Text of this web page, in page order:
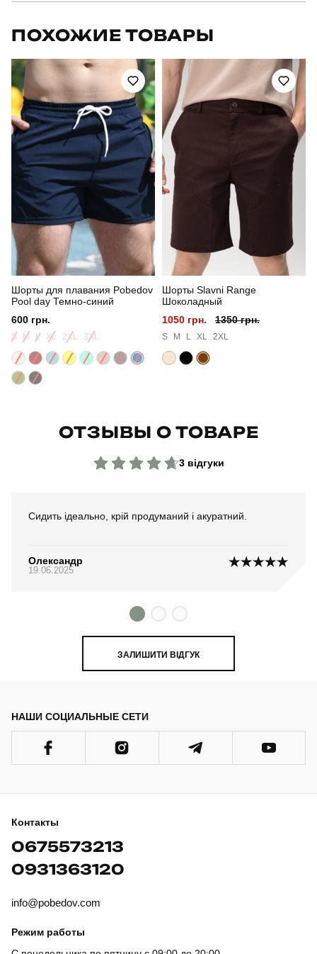
Призначення для повсякденного носіння
Стиль мілітарі
Сезон весна-лето
Склад тканини
Країна - виробник україна
ПОХОЖИЕ ТОВАРЫ
Шорты для плавания Pobedov
Pool day Темно-синий
600 грн.
S M L XL 2XL 3XL
Шорты Slavni Range
Шоколадный
1050 грн.
1350 грн.
S M L XL 2XL
ОТЗЫВЫ О ТОВАРЕ
3 відгуки
Сидить ідеально, крій продуманий і акуратний.
Олександр
19.06.2025
ЗАЛИШИТИ ВІДГУК
НАШИ СОЦИАЛЬНЫЕ СЕТИ
Контакты
0675573213
0931363120
info@pobedov.com
Режим работы